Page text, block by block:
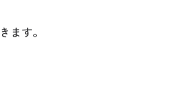
ます。